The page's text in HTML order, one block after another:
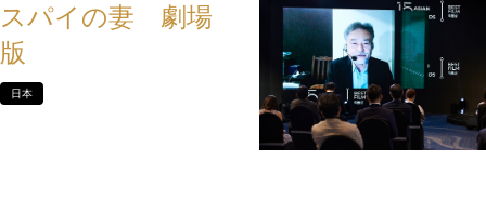
スパイの妻 劇場
版
日本